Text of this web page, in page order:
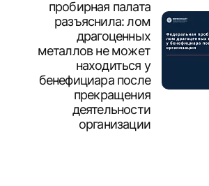
пробирная палата
разъяснила: лом
драгоценных
металлов не может
находиться у
бенефициара после
прекращения
деятельности
организации